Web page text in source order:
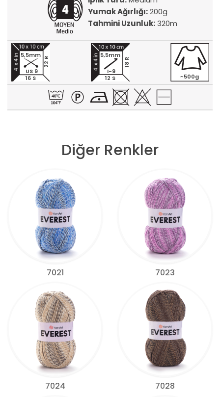
Yumak Ağırlığı:200g
Tahmini Uzunluk:320m
16 S
22 R
5,5mm
US 9
12 S
18 R
5,5mm
I-9
~500g
Diğer Renkler
7021 7023
7024 7028